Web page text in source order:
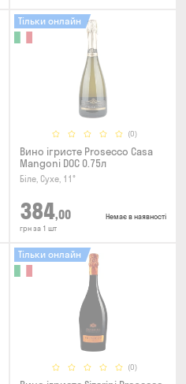
(0)
Тільки онлайн
Вино ігристе Prosecco Casa
Mangoni DOC 0.75л
Біле, Сухе, 11°
384,00
грн за 1 шт
Немає в наявності
(0)
Тільки онлайн